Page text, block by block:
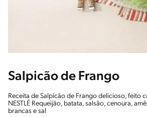
Salpicão de Frango
Receita de Salpicão de Frango delicioso, feito
NESTLÉ Requeijão, batata, salsão, cenoura,
brancas e sal